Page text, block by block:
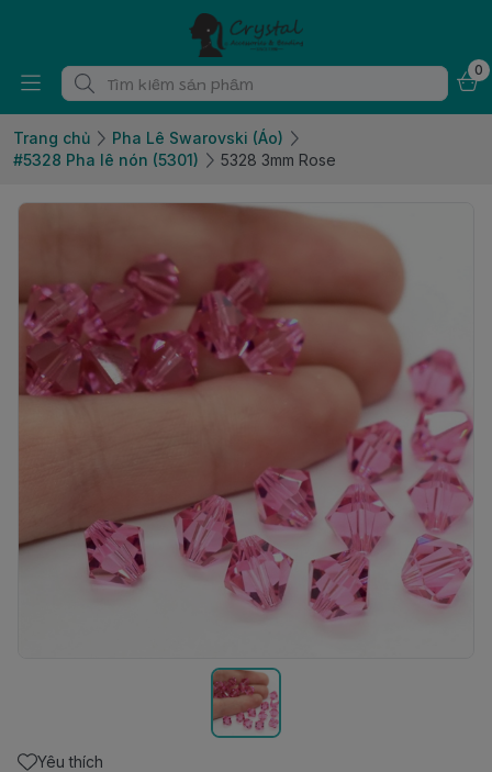
0
Trang chủ
Pha Lê Swarovski (Áo)
#5328 Pha lê nón (5301)
5328 3mm Rose
Yêu thích